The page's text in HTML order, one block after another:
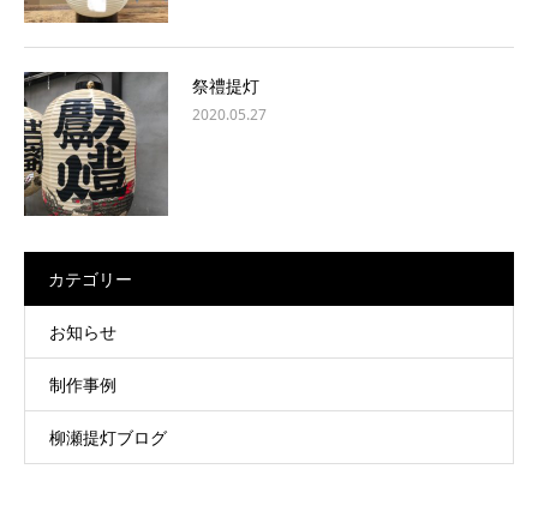
祭禮提灯
2020.05.27
カテゴリー
お知らせ
制作事例
柳瀬提灯ブログ